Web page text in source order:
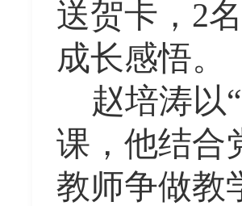
送贺卡 ， 2
成长感悟。
赵培涛以“
课， 他结合
教师争做教